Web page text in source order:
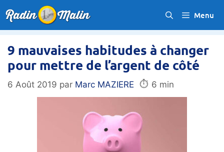
au
contenu
Menu
9 mauvaises habitudes à changer
pour mettre de l’argent de côté
6 Août 2019 par Marc MAZIERE ⏱️ 6 min